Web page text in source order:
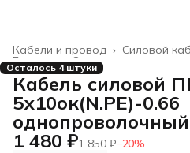
Силовой
Кабели и провод ›
Строительство и
Главная ›
Осталось 4 штуки
Кабель силовой
5х10ок(N.PE)-0.66
1 480 ₽1 850 ₽−20%